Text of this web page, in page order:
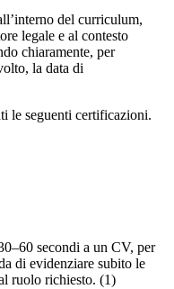
del curriculum,
legale e al contesto
chiaramente, per
la data di
le seguenti certificazioni.
secondi a un CV, per
di evidenziare subito le
ruolo richiesto. (1)